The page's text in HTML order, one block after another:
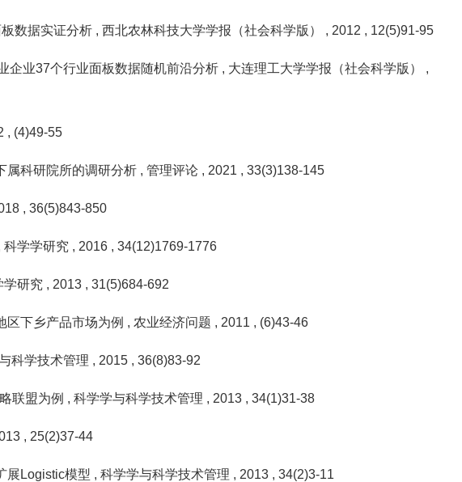
数据实证分析 , 西北农林科技大学学报（社会科学版） , 2012 , 12(5)91-95
企业37个行业面板数据随机前沿分析 , 大连理工大学学报（社会科学版） ,
, (4)49-55
科研院所的调研分析 , 管理评论 , 2021 , 33(3)138-145
, 36(5)843-850
科学学研究 , 2016 , 34(12)1769-1776
学研究 , 2013 , 31(5)684-692
下乡产品市场为例 , 农业经济问题 , 2011 , (6)43-46
科学技术管理 , 2015 , 36(8)83-92
联盟为例 , 科学学与科学技术管理 , 2013 , 34(1)31-38
, 25(2)37-44
展Logistic模型 , 科学学与科学技术管理 , 2013 , 34(2)3-11